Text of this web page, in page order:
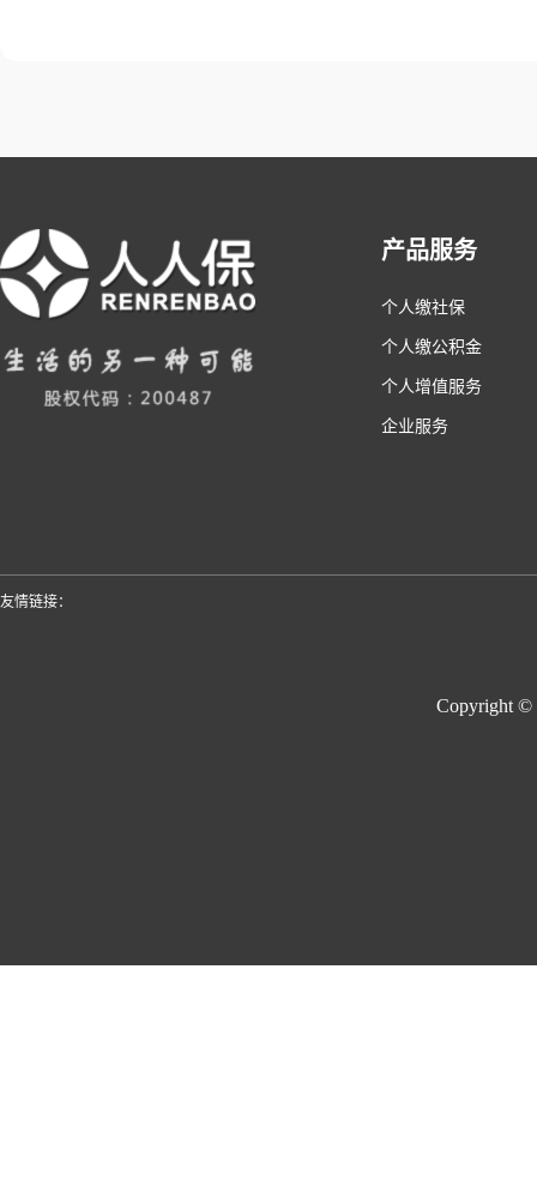
产品服务
个人缴社保
个人缴公积金
个人增值服务
企业服务
友情链接：
Copyright ©